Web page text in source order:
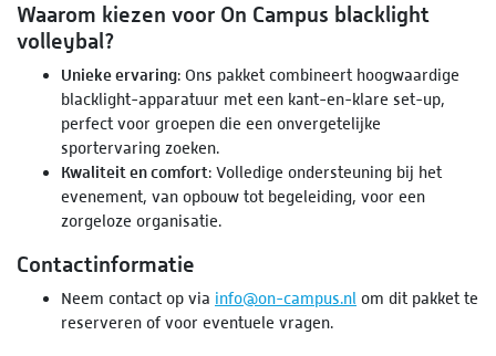
Waarom kiezen voor On Campus blacklight
volleybal?
Unieke ervaring: Ons pakket combineert hoogwaardige
blacklight-apparatuur met een kant-en-klare set-up,
perfect voor groepen die een onvergetelijke
sportervaring zoeken.
Kwaliteit en comfort: Volledige ondersteuning bij het
evenement, van opbouw tot begeleiding, voor een
zorgeloze organisatie.
Contactinformatie
Neem contact op via info@on-campus.nl om dit pakket te
reserveren of voor eventuele vragen.